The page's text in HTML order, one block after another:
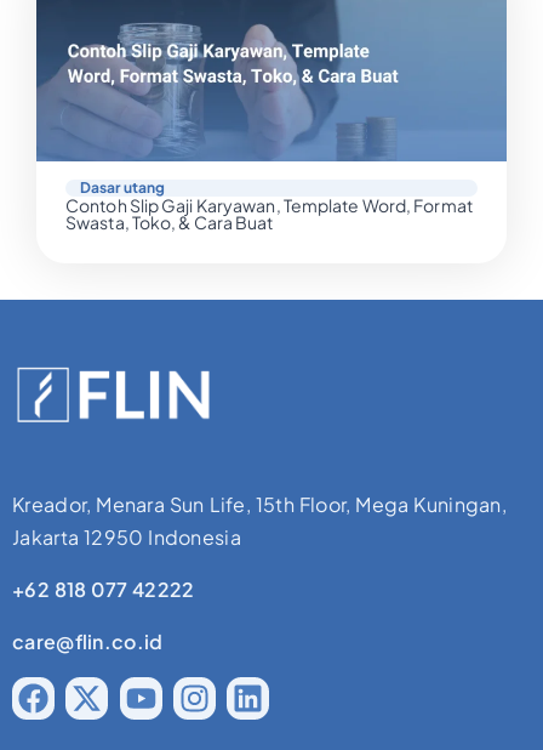
Dasar utang
Contoh Slip Gaji Karyawan, Template Word, Format
Swasta, Toko, & Cara Buat
Kreador, Menara Sun Life, 15th Floor, Mega Kuningan,
Jakarta 12950 Indonesia
+62 818 077 42222
care@flin.co.id